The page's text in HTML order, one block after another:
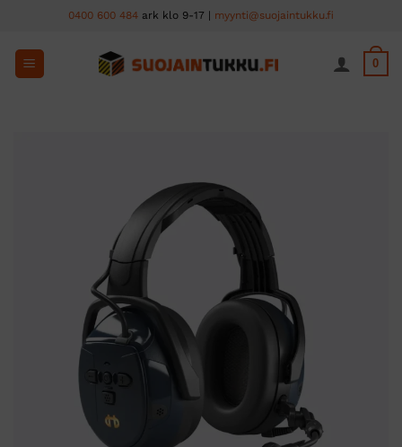
content
0400 600 484 ark klo 9-17 | myynti@suojaintukku.fi
0